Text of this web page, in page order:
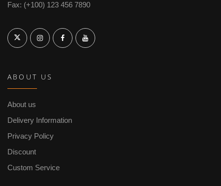
Fax: (+100) 123 456 7890
ABOUT US
About us
Delivery Information
Privacy Policy
Discount
Custom Service